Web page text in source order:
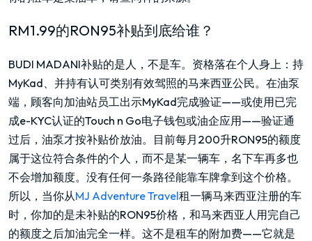
RM1.99的RON95补贴到底给谁？
BUDI MADANI补贴的是人，不是车。资格落在个人身上：持
MyKad、并持有认可类别有效驾照的马来西亚公民。在油泵
端，顾客向加油站员工出示MyKad完成验证——或使用已完
成e-KYC认证的Touch n Go电子钱包或油企应用——验证通
过后，油泵才按补贴价放油。目前每月200升RON95的额度
属于这位符合条件的个人，而不是某一辆车，名下车再多也
不会增加额度。没有任何一条路径能靠车牌拿到这个价格。
所以，当你从MJ Adventure Travel租一辆马来西亚注册的车
时，你加的是未补贴的RON95价格，和马来西亚人用完自己
的额度之后加油完全一样。这不是租车的附加费——它就是